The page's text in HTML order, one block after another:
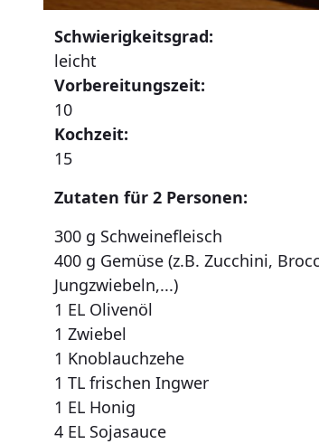
Schwierigkeitsgrad:
leicht
Vorbereitungszeit:
10
Kochzeit:
15
Zutaten für 2 Personen:
300 g Schweinefleisch
400 g Gemüse (z.B. Zucchini,
Jungzwiebeln,...)
1 EL Olivenöl
1 Zwiebel
1 Knoblauchzehe
1 TL frischen Ingwer
1 EL Honig
4 EL Sojasauce